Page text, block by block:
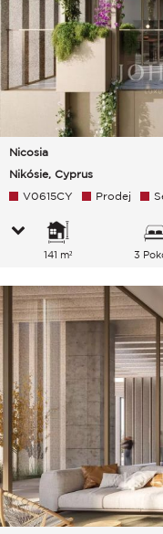
Nicosia
Nikósie, Cyprus
V0615CY Prodej
141 m² 3